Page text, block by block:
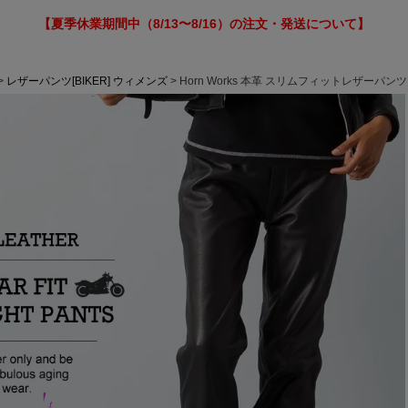
【夏季休業期間中（8/13〜8/16）の注文・発送について】
レザーパンツ[BIKER] ウィメンズ Horn Works 本革 スリムフィットレザーパン